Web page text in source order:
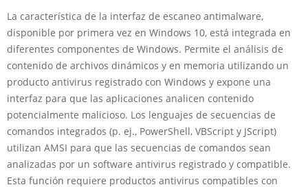
La característica de la interfaz de escaneo antimalware,
disponible por primera vez en Windows 10, está integrada en
diferentes componentes de Windows. Permite el análisis de
contenido de archivos dinámicos y en memoria utilizando un
producto antivirus registrado con Windows y expone una
interfaz para que las aplicaciones analicen contenido
potencialmente malicioso. Los lenguajes de secuencias de
comandos integrados (p. ej., PowerShell, VBScript y JScript)
utilizan AMSI para que las secuencias de comandos sean
analizadas por un software antivirus registrado y compatible.
Esta función requiere productos antivirus compatibles con